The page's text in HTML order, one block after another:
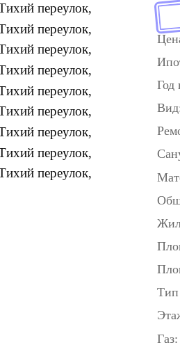
Год
Тип
Газ: